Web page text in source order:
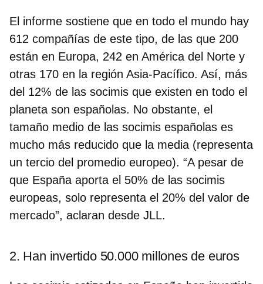
El informe sostiene que en todo el mundo hay
612 compañías de este tipo, de las que 200
están en Europa, 242 en América del Norte y
otras 170 en la región Asia-Pacífico. Así, más
del 12% de las socimis que existen en todo el
planeta son españolas. No obstante, el
tamaño medio de las socimis españolas es
mucho más reducido que la media (representa
un tercio del promedio europeo). “A pesar de
que España aporta el 50% de las socimis
europeas, solo representa el 20% del valor de
mercado”, aclaran desde JLL.
2. Han invertido 50.000 millones de euros